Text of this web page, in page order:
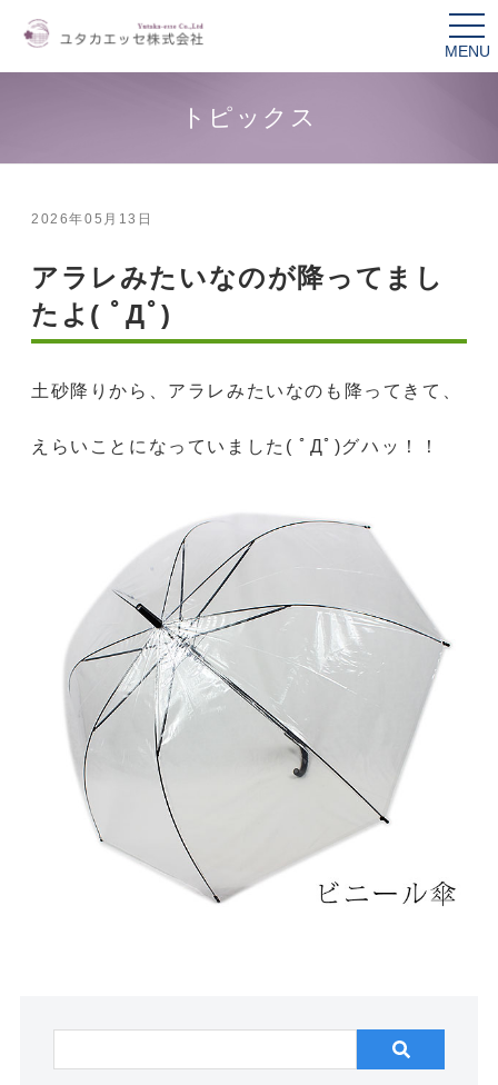
トピックス
2026年05月13日
アラレみたいなのが降ってまし
たよ( ﾟДﾟ)
土砂降りから、アラレみたいなのも降ってきて、
えらいことになっていました( ﾟДﾟ)グハッ！！